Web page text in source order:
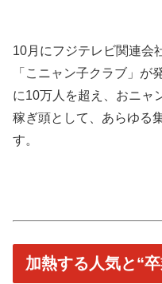
10月にフジテレビ関連会
「こニャン子クラブ」が
に10万人を超え、おニャ
稼ぎ頭として、あらゆる
す。
加熱する人気と“